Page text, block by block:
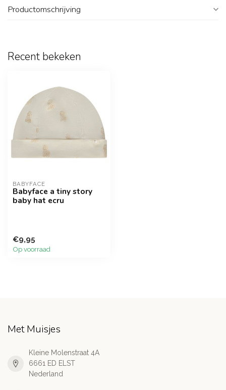
Productomschrijving
Recent bekeken
BABYFACE
Babyface a tiny story
baby hat ecru
€9,95
Op voorraad
Met Muisjes
Kleine Molenstraat 4A
6661 ED ELST
Nederland